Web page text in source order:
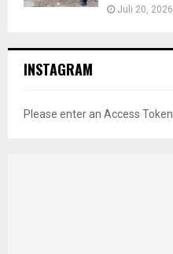
Juli 20, 2026
INSTAGRAM
Please enter an Access Token